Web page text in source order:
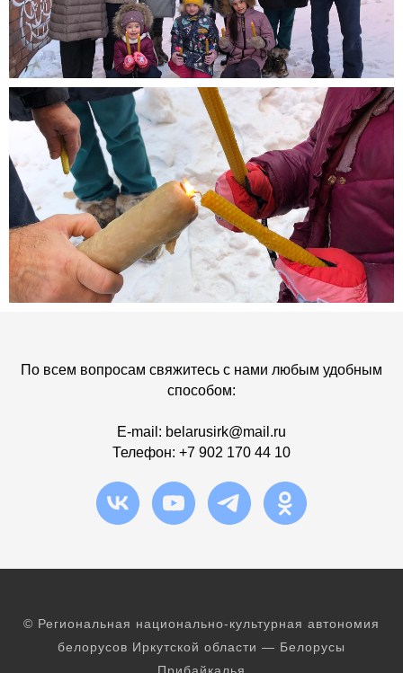
По всем вопросам свяжитесь с нами любым удобным
способом:
E-mail: belarusirk@mail.ru
Телефон: +7 902 170 44 10
© Региональная национально-культурная автономия
белорусов Иркутской области — Белорусы